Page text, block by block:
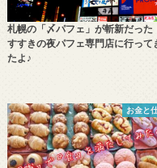
札幌の「〆パフェ」が斬新だった
すすきの夜パフェ専門店に行って
たよ♪
お金と